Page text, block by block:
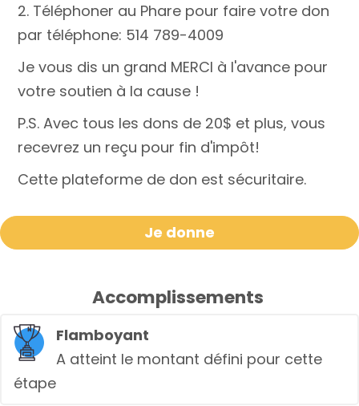
2. Téléphoner au Phare pour faire votre don
par téléphone: 514 789-4009
Je vous dis un grand MERCI à l'avance pour
votre soutien à la cause !
P.S. Avec tous les dons de 20$ et plus, vous
recevrez un reçu pour fin d'impôt!
Cette plateforme de don est sécuritaire.
Je donne
Accomplissements
Flamboyant
A atteint le montant défini pour cette
étape